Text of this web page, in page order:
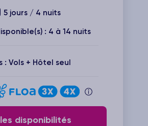
5 jours / 4 nuits
: 4 à 14 nuits
: Vols + Hôtel seul
disponibilités